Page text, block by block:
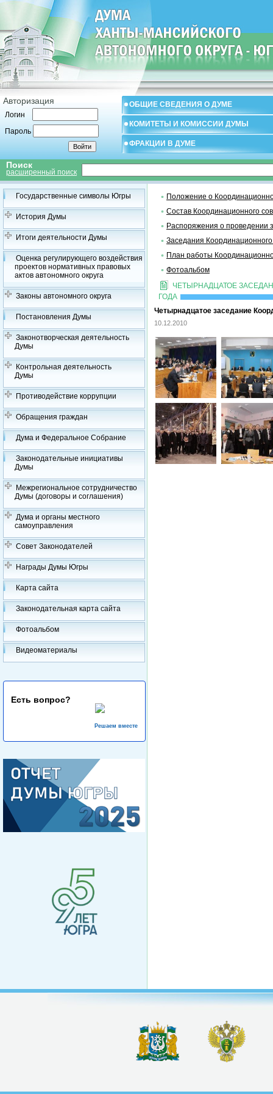
Авторизация
Логин
Пароль
ОБЩИЕ СВЕДЕНИЯ О ДУМЕ
КОМИТЕТЫ И КОМИССИИ ДУМЫ
ФРАКЦИИ В ДУМЕ
Поиск
расширенный поиск
Государственные символы Югры
История Думы
Итоги деятельности Думы
Оценка регулирующего воздействия
проектов нормативных правовых
актов автономного округа
Законы автономного округа
Постановления Думы
Законотворческая деятельность
Думы
Контрольная деятельность
Думы
Противодействие коррупции
Обращения граждан
Дума и Федеральное Собрание
Законодательные инициативы
Думы
Межрегиональное сотрудничество
Думы (договоры и соглашения)
Дума и органы местного
самоуправления
Совет Законодателей
Награды Думы Югры
Карта сайта
Законодательная карта сайта
Фотоальбом
Видеоматериалы
Есть вопрос?
Решаем вместе
Положение о
Состав Координационного
Распоряжения о проведении
Заседания
План работы
Фотоальбом
ЧЕТЫРНАДЦАТОЕ
ГОДА
Четырнадцатое заседание
10.12.2010